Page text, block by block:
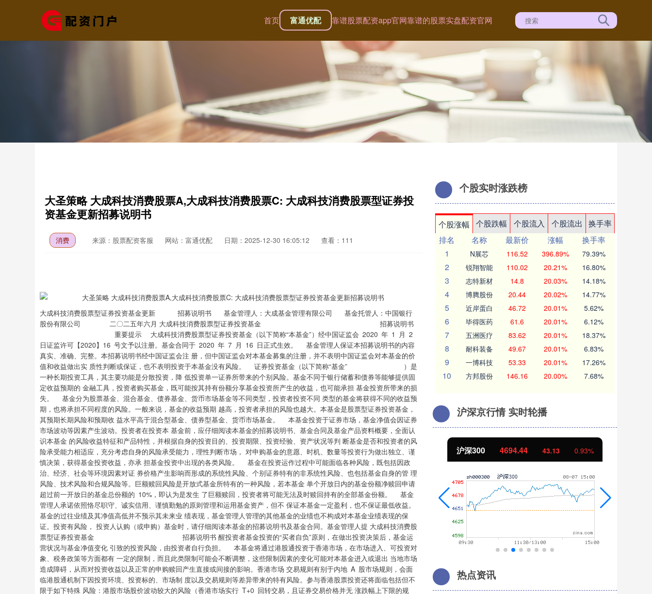
首页 富通优配 靠谱股票配资app官网靠谱的股票实盘配资官网
大圣策略 大成科技消费股票A,大成科技消费股票C: 大成科技消费股票型证券投
资基金更新招募说明书
消费 来源：股票配资客服 网站：富通优配 日期：2025-12-30 16:05:12 查看：111
大成科技消费股票型证券投资基金更新 招募说明书 基金管理人：大成基金管理有限公司 基金托管人：中国银行股份有限公司 二〇二五年六月 大成科技消费股票型证券投资基金 招募说明书 重要提示 大成科技消费股票型证券投资基金（以下简称“本基金”）经中国证监会 2020 年 1 月 2 日证监许可【2020】16 号文予以注册。基金合同于 2020 年 7 月 16 日正式生效。 基金管理人保证本招募说明书的内容真实、准确、完整。本招募说明书经中国证监会注 册，但中国证监会对本基金募集的注册，并不表明中国证监会对本基金的价值和收益做出实 质性判断或保证，也不表明投资于本基金没有风险。 证券投资基金（以下简称“基金” ）是一种长期投资工具，其主要功能是分散投资，降 低投资单一证券所带来的个别风险。基金不同于银行储蓄和债券等能够提供固定收益预期的 金融工具，投资者购买基金，既可能按其持有份额分享基金投资所产生的收益，也可能承担 基金投资所带来的损失。 基金分为股票基金、混合基金、债券基金、货币市场基金等不同类型，投资者投资不同 类型的基金将获得不同的收益预期，也将承担不同程度的风险。一般来说，基金的收益预期 越高，投资者承担的风险也越大。本基金是股票型证券投资基金，其预期长期风险和预期收 益水平高于混合型基金、债券型基金、货币市场基金。 本基金投资于证券市场，基金净值会因证券市场波动等因素产生波动。投资者在投资本 基金前，应仔细阅读本基金的招募说明书、基金合同及基金产品资料概要，全面认识本基金 的风险收益特征和产品特性，并根据自身的投资目的、投资期限、投资经验、资产状况等判 断基金是否和投资者的风险承受能力相适应，充分考虑自身的风险承受能力，理性判断市场， 对申购基金的意愿、时机、数量等投资行为做出独立、谨慎决策，获得基金投资收益，亦承 担基金投资中出现的各类风险。 基金在投资运作过程中可能面临各种风险，既包括因政治、经济、社会等环境因素对证 券价格产生影响而形成的系统性风险、个别证券特有的非系统性风险、也包括基金自身的管 理风险、技术风险和合规风险等。巨额赎回风险是开放式基金所特有的一种风险，若本基金 单个开放日内的基金份额净赎回申请超过前一开放日的基金总份额的 10%，即认为是发生 了巨额赎回，投资者将可能无法及时赎回持有的全部基金份额。 基金管理人承诺依照恪尽职守、诚实信用、谨慎勤勉的原则管理和运用基金资产，但不 保证本基金一定盈利，也不保证最低收益。基金的过往业绩及其净值高低并不预示其未来业 绩表现，基金管理人管理的其他基金的业绩也不构成对本基金业绩表现的保证。投资有风险， 投资人认购（或申购）基金时，请仔细阅读本基金的招募说明书及基金合同。基金管理人提 大成科技消费股票型证券投资基金 招募说明书 醒投资者基金投资的“买者自负”原则，在做出投资决策后，基金运营状况与基金净值变化 引致的投资风险，由投资者自行负担。 本基金将通过港股通投资于香港市场，在市场进入、可投资对象、税务政策等方面都有 一定的限制，而且此类限制可能会不断调整，这些限制因素的变化可能对本基金进入或退出 当地市场造成障碍，从而对投资收益以及正常的申购赎回产生直接或间接的影响。香港市场 交易规则有别于内地 A 股市场规则，会面临港股通机制下因投资环境、投资标的、市场制 度以及交易规则等差异带来的特有风险。参与香港股票投资还将面临包括但不限于如下特殊 风险：港股市场股价波动较大的风险（香港市场实行 T+0 回转交易，且证券交易价格并无 涨跌幅上下限的规定，即港股股价可能表现出比 A 股更为剧烈的股价波动）、港股通机制 下交易日不连贯可能带来的风险（只有内地与香港两地均为交易日且能够满足结算安排的交 易日才为港股通交易日，港股通机制下交易日不连贯可能带来的风险，包括在内地开市香港 休市的情形下，港股通不能正常交易，港股不能及时卖出，可能带来一定的流动性风险）、 代理投票风险（由于中国结算是在汇总投资者意愿后再向香港结算提交投票意愿，中国结算 对投资者设定的意愿征集期比香港结算的征集期稍早结束；投票没有权益登记日的，以投票 截止日的持有作为计算基准；投票数量超出持有数量的，按照比例分配持有基数）等。具体 风险烦请查阅本招募说明书的“风险揭示”部分的具体内容，基金投资范围包含港股通股票 仅表明本基金可以通过港股通机制投资港股，基金资产对港股标的投资比例会根据市场情况、 投资策略等发生较大的调整，基金资产并非必然投资港股。 本基金参与股指期货与国债期货交易。期货作为一种金融衍生品，具备自身特有的风险 点。投资期货所面临的主要风险是市场风险、流动性风险、基差风险、保证金风险、信用风 险、和操作风险。 本基金可投资于资产支持证券，因此可能面临资产支持证券的信用风险、利率风险、流 动性风险、提前偿付风险、操作风险和法律风险等。 本基金的投资范围包括存托凭证，可能面临存托凭证价格大幅波动甚至出现较大亏损的 风险，以及与存托凭证发行机制相关的风险。 投资者应当通过本基金管理人或代销机构购买本基金，基金代销机构名单详见本基金基 金份额发售公告。 本基金本次更新招募说明书主要根据开通同一基金不同类别基金份额间的转换业务的 事项和修订后的基金合同对相关信息进行了更新。本更新的招募说明书所载内容截止日为 大成科技消费股票型证券投资基金 招募说明书 日为 2024 年 3 月 31 日，所列财务数据未经审计。 大成科技消费股票型证券投资基金 招募说明书 大成科技消费股票型证券投资基金 招募说明书 一、绪言 本招募说明书依据《中华人民共和国证券投资基金法》 （以下简称《基金法》） 、《公开募 集证券投资基金运作管理办法》 （以下简称《运作办法》）、 《公开募集证券投资基金销售机构 监督管理办法》（以下简称《销售办法》）、《公开募集证券投资基金信息披露管理办法》 （以 下简称《信息披露办法》）、 《公开募集开放式证券投资基金流动性风险管理规定》 （以下简称 《流动性风险管理规定》）、其他有关规定及《大成科技消费股票型证券投资基金基金合同》 （以下简称基金合同）编写。 基金管理人承诺本招募说明书不存在任何虚假记载、误导性陈述或者重大遗漏，并对其 真实性、准确性、完整性承担法律责任。本基金是根据本招募说明书所载明的资料申请募集 的。本基金管理人没有委托或授权任何其他人提供未在本招募说明书中载明的信息，或对本 招募说明书作任何解释或者说明。 本招募说明书根据《大成科技消费股票型证券投资基金基金合同》编写，并经中国证监 会注册。基金合同是约定基金合同当事人之间权利、义务的法律文件。投资者取得依基金合 同所发行的基金份额，即成为基金份额持有人和本基金基金合同的当事人，其持有基金份额 的行为本身即表明其对基金合同的承认和接受，并按照《基金法》、 《运作办法》、 《信息披露 办法》、《销售办法》、基金合同及其他有关规定享有权利、承担义务；基金投资者欲了解基 金份额持有人的权利和义务，应详细查阅《大成科技消费股票型证券投资基金基金合同》。 大成科技消费股票型证券投资基金 招募说明书 二、释义 在本招募说明书中，除非文意另有所指，下列词语或简称具有如下含义： 何有效修订和补充 投资基金托管协议》及对该托管协议的任何有效修订和补充 及其更新 其更新 行政规章以及其他对基金合同当事人有约束力的决定、决议、通知等 议通过，经 2012 年 12 月 28 日第十一届全国人民代表大会常务委员会第三十次会议修订， 自 2013 年 6 月 1 日起实施，并经 2015 年 4 月 24 日第十二届全国人民代表大会常务委员会 第十四次会议《全国人民代表大会常务委员会关于修改等七部法 律的决定》修正的《中华人民共和国证券投资基金法》及颁布机关对其不时做出的修订 开募集证券投资基金销售机构监督管理办法》及颁布机关对其不时做出的修订 投资基金信息披露管理办法》及颁布机关对其不时做出的修订 集证券投资基金运作管理办法》及颁布机关对其不时做出的修订 大成科技消费股票型证券投资基金 招募说明书 施的《公开募集开放式证券投资基金流动性风险管理规定》及颁布机关对其不时做出的修订 设立的证券交易服务公司，向香港联合交易所进行申报，买卖规定范围内的香港联合交易所 上市的股票 体，包括基金管理人、基金托管人和基金份额持有人 存续或经有关政府部门批准设立并存续的企业法人、事业法人、社会团体或其他组织 关法律法规规定可以投资于在中国境内依法募集的证券投资基金的中国境外的机构投资者 点办法》及相关法律法规规定，运用来自境外的人民币资金进行境内证券投资的境外法人 境外机构投资者以及法律法规或中国证监会允许购买证券投资基金的其他投资人的合称 份额的申购、赎回、转换、转托管及定期定额投资等业务 他条件，取得基金销售业务资格并与基金管理人签订了基金销售服务协议，办理基金销售业 务的机构 账户的建立和管理、基金份额登记、基金销售业务的确认、清算和结算、代理发放红利、建 立并保管基金份额持有人名册和办理非交易过户等 受大成基金管理有限公司委托代为办理登记业务的机构 份额余额及其变动情况的账户 大成科技消费股票型证券投资基金 招募说明书 申购、赎回等业务而引起的基金份额变动及结余情况的账户 人向中国证监会办理基金备案手续完毕，并获得中国证监会书面确认的日期 清算结果报中国证监会备案并予以公告的日期 个月 港股通交易且该工作日为非港股通交易日时，则基金管理人可根据实际情况决定本基金是否 开放申购、赎回及转换业务，具体以届时的公告为准） ：指《大成基金管理有限公司开放式基金注册登记业务规则》，是规范 基金管理人所管理的开放式证券投资基金登记方面的业务规则，由基金管理人和投资人共同 遵守 份额的行为 份额的行为 求将基金份额兑换为现金的行为 申请将其持有基金管理人管理的、某一基金的基金份额转换为基金管理人管理的其他基金份 额的行为 销售机构的操作 大成科技消费股票型证券投资基金 招募说明书 金额及扣款方式，由销售机构于每期约定扣款日在投资人指定银行账户内自动完成扣款及受 理基金申购申请的一种投资方式 换中转出申请份额总数后扣除申购申请份额总数及基金转换中转入申请份额总数后的余额) 超过上一开放日基金总份额的 10% 已实现的其他合法收入及因运用基金财产带来的成本和费用的节约 他资产的价值总和 额净值的过程 （包括基金管理人网站、基金托管人网站、中国证监会基金电子披露网站）等媒介 有人服务的费用 金份额分为不同的类别。其中 A 类基金份额为在投资人认购/申购时收取前端认购/申购费用， 且不从本类别基金资产中计提销售服务费的基金份额；C 类基金份额为从本类别基金资产中 计提销售服务费，且不收取认购/申购费用的基金份额 予以变现的资产，包括但不限于到期日在 10 个交易日以上的逆回购与银行定期存款（含协 议约定有条件提前支取的银行存款）、停牌股票、流通受限的新股及非公开发行股票、资产 支持证券、因发行人债务违约无法进行转让或交易的债券等 式，将基金调整投资组合的市场冲击成本分配给实际申购、赎回的投资者，从而减少对存量 基金份额持有人利益的不利影响，确保投资人的合法权益不受损害并得到公平对待 大成科技消费股票型证券投资基金 招募说明书 大成科技消费股票型证券投资基金 招募说明书 三、基金管理人 （一） 基金管理人概况 名称：大成基金管理有限公司 住所：广东省深圳市南山区海德三道 1236 号大成基金总部大厦 5 层、27-33 层 办公地址：广东省深圳市南山区海德三道 1236 号大成基金总部大厦 27 层 设立日期：1999 年 4 月 12 日 注册资本：贰亿元人民币 股权结构：公司股东为中泰信托有限责任公司（持股比例 50%）、中国银河投资管理有 限公司（持股比例 25%）、光大证券股份有限公司（持股比例 25%）三家公司。 法定代表人：吴庆斌 电话：0755-83183388 传真：0755-83199588 联系人：肖剑 （二） 主要人员情况 吴庆斌先生，董事长，清华大学法学及工学双学士。先后任职于西南证券飞虎网、北京 国际信托有限责任公司、广联（南宁）投资股份有限公司等机构。2012 年 7 月至今，任广 联（南宁）投资股份有限公司董事长；2012 年任职于中泰信托有限责任公司，2013 年 6 月 至今，任中泰信托有限责任公司董事长。2019 年 11 月 3 日起任大成基金管理有限公司董事 长。 林昌先生，副董事长，北京大学经济学硕士。1993 年进入中国光大银行从事证券业务。 担任光大证券南方总部研究部总经理、光大证券南方总部副总经理、光大证券投资银行总部 总经理、光大证券助理总裁等职务。2005 年 3 月至 2020 年 11 月担任光大保德信基金管理 有限公司董事长。2020 年 12 月至 2022 年 8 月，担任光大证券股份有限公司深化改革高级 顾问、资深董事总经理，2022 年 8 月至今担任光大证券股份有限公司董事会办公室（监事 会办公室）资深董事总经理。2020 年 12 月 28 日起任大成基金管理有限公司副董事长。 谭晓冈先生，董事、总经理，哈佛大学公共管理硕士。曾在财政部、世界银行、全国社 保基金理事会任职。2016 年 7 月加入大成基金管理有限公司，2016 年 12 月至 2019 年 8 月 大成科技消费股票型证券投资基金 招募说明书 任大成国际资产管理有限公司总经理,2017 年 2 月至 2019 年 6 月任大成基金管理有限公司副 总经理，2019 年 7 月起任大成基金管理有限公司总经理，2019 年 8 月起任大成国际资产管 理有限公司董事长，2022 年 4 月起兼任公司首席信息官。 杨红女士，董事，同济大学管理学博士。先后任职于北京总参工程兵部、招商银行上海 分行、浦发银行上海分行、上投摩根基金管理有限公司等机构，2021 年 8 月加入中泰信托 有限责任公司，现任中泰信托有限责任公司副总裁。2022 年 11 月起任大成基金管理有限公 司董事。 宋立志先生，董事，中国社会科学院法学硕士。具有法律职业资格。历任中国建投资产 管理处置部/委托代理业务部/资产管理分公司总经理助理、副总经理、总经理。现任中国银 河金融控股有限责任公司首席风险官。2022 年 11 月起任大成基金管理有限公司董事。 胡维翊先生，独立董事，波士顿大学国际银行与金融法硕士。1991 年 7 月至 1994 年 4 月，任全国人大常委会办公厅研究室政治组主任科员；1994 年 5 月至 1998 年 8 月，任北京 乾坤律师事务所合伙人；2000 年 2 月至 2001 年 4 月任北京市中凯律师事务所律师；2001 年 5 月至今，历任北京市天铎律师事务所副主任、主任，现任北京市天铎律师事务所合伙人。 杨晓帆先生，独立董事，香港浸会大学工商管理学士。2006 年至 2011 年，任惠理集团 有限公司高级投资分析师兼投资组合经理；2012 年至 2016 年，任 FALCON EDGE CAPITAL LP 合伙人和大中华区负责人；2016 年至今，任晨曦投资管理公司(ANATOLE INVESTMENT MANAGEMENT) 主要创始人。2019 年 11 月起任大成基金管理有限公司独立董事。 江涛女士，独立董事，复旦大学经济学学士。1989 年至 1992 年任职于深圳赛格集团市 场部、1992 年至 1996 年任深圳石化集团海外企业管理部副总经理（主持工作） ；1996 年至 京代表处，任副主任；2004 年至 2007 年任职于中投证券董事会办公室，任副主任（主持工 作）；2007 年至 2015 年 7 月，任职于中银国际证券，任公司执委会委员、董事会秘书兼董 办主任，2022 年 11 月起任大成基金管理有限公司独立董事。 陈勇先生，监事会主席，黑龙江大学电子学与信息系统专业学士。1992 年 7 月至 1993 年 5 月任中国人民银行哈尔滨分行科技处技术员；1993 年 5 月至 1994 年 10 月任哈尔滨证 券公司友谊路证券营业部电脑部助理工程师；1994 年 10 月至 1997 年 6 月任哈尔滨证券公 司和平路证券营业部副总经理；1997 年 6 月至 1999 年 1 月任联合证券公司哈尔滨和平路证 大成科技消费股票型证券投资基金 招募说明书 券营业部总经理；1999 年 1 月至 2000 年 6 月任联合证券公司投资银行总部高级业务经理； 年 8 月任中国银河证券有限责任公司总裁办秘书处副处长（主持工作）、处长；2004 年 8 月 至 2006 年 12 月任中国银河证券有限责任公司总裁办副主任；2007 年 1 月至 2007 年 9 月任 中国银河证券股份有限公司总裁办副主任；2007 年 9 月至 2010 年 5 月任中国银河金融控股 有限责任公司战略发展部执行总经理；2010 年 5 月至 2021 年 8 月 16 日任银河基金管理有 限公司党委委员、副总经理。2021 年 9 月 3 日任大成基金监事会主席。 邓金煌先生，职工监事，上海财经大学管理学硕士。2001 年 9 月至 2003 年 9 月任职于 株洲电力局；2003 年 9 月至 2006 年 1 月攻读硕士学位；2006 年 4 月至 2010 年 5 月任华为 三康技术有限公司人力资源专员；2010 年 5 月至 2011 年 9 月任招商证券人力资源部高级经 理；2011 年 9 月至 2016 年 8 月任融通基金管理有限公司综合管理部总监助理；2016 年 8 月加入大成基金管理有限公司，任人力资源部副总监；现任大成基金管理有限公司人力资源 部总监。 陈焓女士，职工监事，吉林大学法学硕士。2005 年 8 月至 2008 年 3 月任金杜律师事务 所深圳分所公司证券部律师；2008 年 3 月加入大成基金管理有限公司，历任监察稽核部律 师、总监助理、副总监，现任大成基金管理有限公司监察稽核部执行总监。 吴庆斌先生，董事长。简历同上。 谭晓冈先生，总经理。简历同上。 肖剑先生，副总经理，哈佛大学公共管理硕士。曾任深圳市广聚能源股份有限公司副总 经理兼广聚投资控股公司执行董事、总经理，深圳市人民政府国有资产监督管理委员会副处 长、处长。2014 年 11 月加入大成基金管理有限公司，2015 年 1 月起任公司副总经理，2019 年 8 月起任大成国际资产管理有限公司总经理。 姚余栋先生，副总经理，英国剑桥大学经济学博士。曾任职于原国家经贸委企业司、美 国花旗银行伦敦分行。曾任世界银行咨询顾问，国际货币基金组织国际资本市场部和非洲部 经济学家，原黑龙江省招商局副局长，黑龙江省商务厅副厅长，中国人民银行货币政策二司 副巡视员，中国人民银行货币政策司副司长，中国人民银行金融研究所所长。2016 年 9 月 加入大成基金管理有限公司，任首席经济学家，2017 年 2 月起任公司副总经理。 赵冰女士，副总经理，清华大学工商管理硕士。曾供职于中国证券业协会资格管理部、 专业联络部、基金公司会员部，曾任中国证券业协会分析师委员会委员、基金销售专业委员 大成科技消费股票型证券投资基金 招募说明书 会委员。曾参与基金业协会筹备组的筹备工作。曾先后任中国证券投资基金业协会投教与媒 体公关部负责人、理财及服务机构部负责人。2017 年 7 月加入大成基金管理有限公司，2017 年 8 月至 2022 年 5 月任公司督察长。2022 年 6 月起任公司副总经理。 段皓静女士，督察长，西南财经大学会计学硕士。1996 年加入深圳发展银行工作；2000 年加入中国证券监督管理委员会深圳监管局，历任副主任科员、主任科员、副处级调研员、 副处长、处长；2019 年加入信达澳亚基金管理有限公司，任督察长；2020 年 7 月加入红塔 红土基金管理有限公司，任督察长。2022 年 6 月起任大成基金管理有限公司督察长。 石国武先生，副总经理，北京大学工学硕士。曾就职于博时基金管理有限公司，历任系 统分析员、股票投资部投资经理助理、特定资产部投资经理。2012 年 11 月加入大成基金管 理有限公司，历任股票投资部基金经理、股票投资部价值组投资总监，大类资产配置部总监、 社保及养老投资管理部总监、研究部总监、权益专户投资部总监、总经理助理。2023 年 3 月起，任公司副总经理。 （1） 现任基金经理 杜聪：复旦大学经济学硕士。证券从业年限 11 年。2014 年 7 月至 2016 年 6 月任大成 基金管理有限公司研究部研究员。2016 年 7 月至 2023 年 8 月历任华泰柏瑞基金管理有限公 司研究部研究员、投资部基金经理。2023 年 8 月加入大成基金管理有限公司，现任股票投 资部基金经理。2024 年 4 月 2 日起任大成成长进取混合型证券投资基金基金经理。2024 年 国 （2）历任基金经理 历任基金经理姓名 管理本基金时间 魏庆国 2020 年 7 月 16 日至 2025 年 1 月 9 日 邹建 2021 年 1 月 26 日至 2023 年 6 月 2 日 公司股票投资决
个股实时涨跌榜
个股涨幅 个股跌幅 个股流入 个股流出
换手率
排名
名称 最新价 涨幅
换手率
1
N展芯 116.52 396.89% 79.39%
2 锐翔智能 110.02 20.21% 16.80%
3 志特新材 14.8 20.03% 14.18%
4 博腾股份 20.44 20.02% 14.77%
5 近岸蛋白 46.72 20.01% 5.62%
6 毕得医药 61.6 20.01% 6.12%
7 五洲医疗 83.62 20.01% 18.37%
8 耐科装备 49.67 20.01% 6.83%
9 一博科技 53.33 20.01% 17.26%
10 方邦股份 146.16 20.00% 7.68%
沪深京行情 实时轮播
1.02% 深证成指 14311.01 200.89 1.42% 沪深300 4694.44 43.13 0.93% 北证50 1134.24 11.37 1.01%
热点资讯